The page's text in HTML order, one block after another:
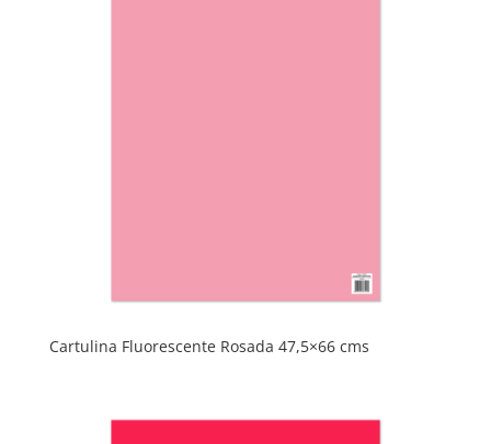
Cartulina Fluorescente Rosada 47,5×66 cms